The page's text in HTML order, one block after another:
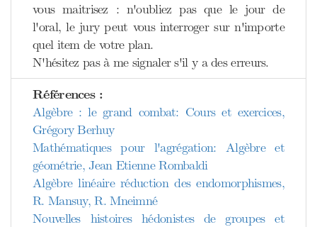
vous maitrisez : n'oubliez pas que le jour de
l'oral, le jury peut vous interroger sur n'importe
quel item de votre plan.
N'hésitez pas à me signaler s'il y a des erreurs.
Références :
Algèbre : le grand combat: Cours et exercices,
Grégory Berhuy
Mathématiques pour l'agrégation: Algèbre et
géométrie, Jean Etienne Rombaldi
Algèbre linéaire réduction des endomorphismes,
R. Mansuy, R. Mneimné
Nouvelles histoires hédonistes de groupes et